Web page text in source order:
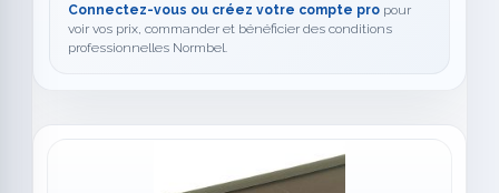
Connectez-vous ou créez votre compte pro pour
voir vos prix, commander et bénéficier des conditions
professionnelles Normbel.